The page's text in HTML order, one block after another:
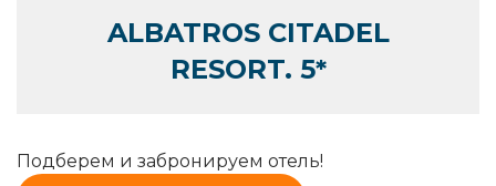
ALBATROS CITADEL
RESORT. 5*
Подберем и забронируем отель!